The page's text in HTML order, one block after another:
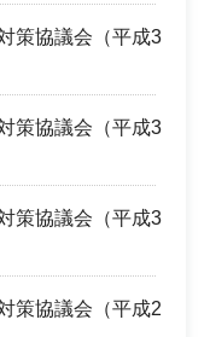
策協議会（平成3
策協議会（平成3
策協議会（平成3
策協議会（平成2